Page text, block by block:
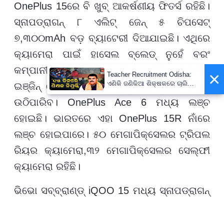
OnePlus 15ରେ ବି ଖୁବ୍ ଆକର୍ଷଣୀୟ ଫିତର୍ସ ରହିଛି।
ସ୍ନାପଡ୍ରାଗନ୍ ୮ ଏଲିଟ୍ ଜେନ୍ ୫ ଚିପସେଟ୍
୭,୩୦୦mAh ବଡ଼ ବ୍ୟାଟେରୀ ଦିଆଯାଇଛି। ଏଥିରେ
କ୍ୟାମେରା ପାଇଁ ହାସେଲ ବ୍ଲେଡ୍‌ ନୁହେଁ ବରଂ
କମ୍ପାନୀ ପ୍ରଥମ ଥର ପାଇଁDetailMaxଇମେଜିଂ
ଇଞ୍ଜିନ୍ ଦେଇଛି। ଏଥିରେ ଖୁବ୍ ଡିଟେଲ୍ସରେ ଫଟୋ
ଉଠିପାରିବ। OnePlus Ace 6 ମଧ୍ୟ ଲଞ୍ଚ
ହୋଇଛି। ଭାରତରେ ଏହା OnePlus 15Rନାଁରେ
ଲଞ୍ଚ ହୋଇପାରେ। ୫୦ ମେଗାପିକ୍ସେଲର ଟ୍ରିପଲ
ରିୟର କ୍ୟାମେରା,୩୨ ମେଗାପିକ୍ସେଲର ସେଲ୍‌ଫୀ
କ୍ୟାମେରା ରହିଛି।
ଭିଭୋ ସବ୍‌ବ୍ରାଣ୍ଡ୍ iQOO 15 ମଧ୍ୟ ସ୍ନାପଡ୍ରାଗନ୍
×
Teacher Recruitment Odisha:
ଏଣିକି ଜଣିକିଆ ଶିକ୍ଷକରେ ଚାଲିବନି
ଶିକ୍ଷକ ; ୧୫ ଦିନରେ ପ୍ରକ୍ରିୟା